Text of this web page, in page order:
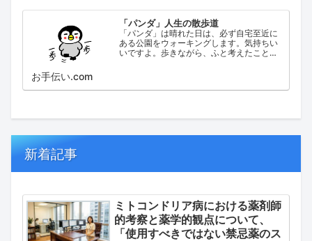
「パンダ」人生の散歩道
「パンダ」は晴れた日は、必ず自宅至近に
ある公園をウォーキングします。気持ちい
いですよ。歩きながら、ふと考えたこと。
お手伝い.com
新着記事
ミトコンドリア病における薬剤師
的考察と薬学的観点について、
「使用すべきではない禁忌薬のス